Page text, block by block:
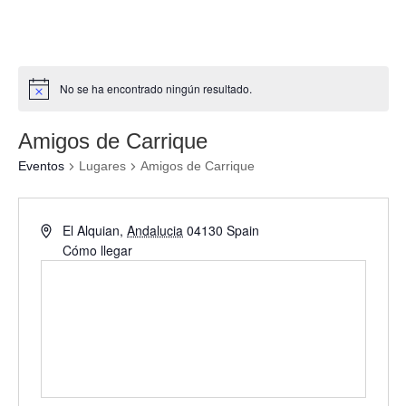
No se ha encontrado ningún resultado.
Amigos de Carrique
Eventos Lugares Amigos de Carrique
El Alquian, Andalucia 04130 Spain
Cómo llegar